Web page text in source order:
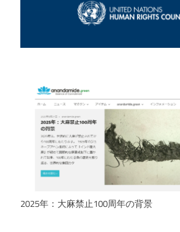
2025年：大麻禁止100周年の背景